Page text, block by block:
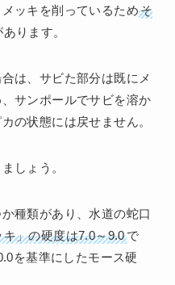
ッキを削っているためそ
あります。
は、サビた部分は既にメ
サンポールでサビを溶か
の状態には戻せません。
しょう。
種類があり、水道の蛇口
」の硬度は7.0～9.0で
を基準にしたモース硬